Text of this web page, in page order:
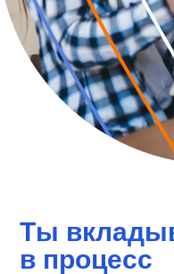
Ты
в процесс